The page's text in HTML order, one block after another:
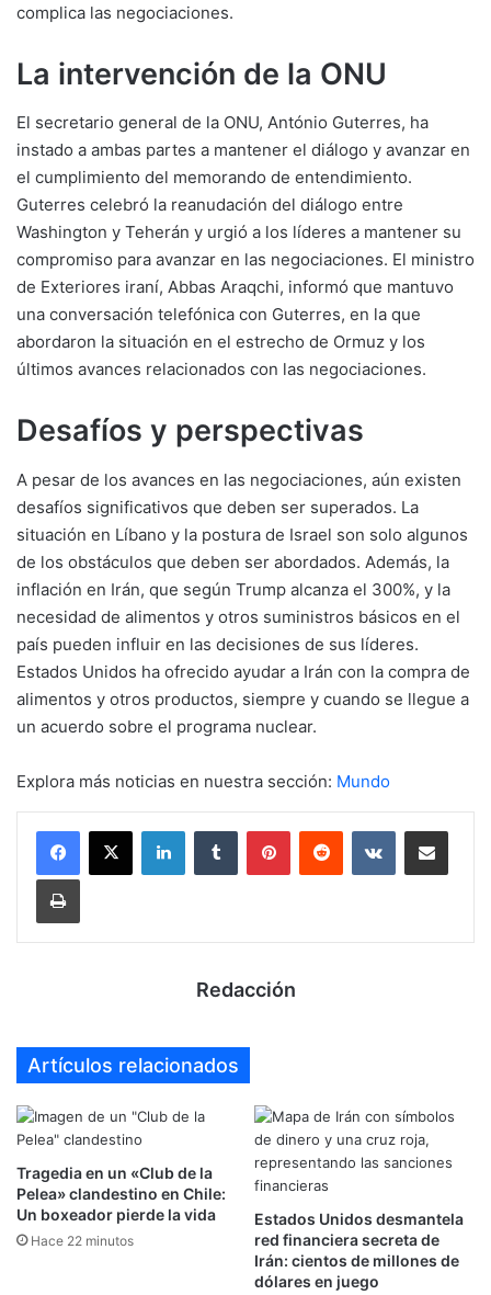
complica las negociaciones.
La intervención de la ONU
El secretario general de la ONU, António Guterres, ha
instado a ambas partes a mantener el diálogo y avanzar en
el cumplimiento del memorando de entendimiento.
Guterres celebró la reanudación del diálogo entre
Washington y Teherán y urgió a los líderes a mantener su
compromiso para avanzar en las negociaciones. El ministro
de Exteriores iraní, Abbas Araqchi, informó que mantuvo
una conversación telefónica con Guterres, en la que
abordaron la situación en el estrecho de Ormuz y los
últimos avances relacionados con las negociaciones.
Desafíos y perspectivas
A pesar de los avances en las negociaciones, aún existen
desafíos significativos que deben ser superados. La
situación en Líbano y la postura de Israel son solo algunos
de los obstáculos que deben ser abordados. Además, la
inflación en Irán, que según Trump alcanza el 300%, y la
necesidad de alimentos y otros suministros básicos en el
país pueden influir en las decisiones de sus líderes.
Estados Unidos ha ofrecido ayudar a Irán con la compra de
alimentos y otros productos, siempre y cuando se llegue a
un acuerdo sobre el programa nuclear.
Explora más noticias en nuestra sección: Mundo
LinkedInTumblr PinterestReddit VKontakteCompartir por mail
Imprimir
Redacción
Artículos relacionados
Tragedia en un «Club de la
Pelea» clandestino en Chile:
Un boxeador pierde la vida
Hace 22 minutos
Estados Unidos desmantela
red financiera secreta de
Irán: cientos de millones de
dólares en juego